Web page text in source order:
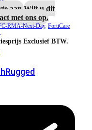
aan.Wilt u dit
met ons op.
RMA-Next-Day, FortiCare
Exclusief BTW.